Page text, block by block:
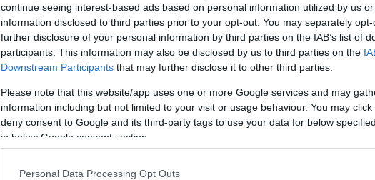
continue seeing interest-based ads based on personal information utilized by us
information disclosed to third parties prior to your opt-out. You may separately
further disclosure of your personal information by third parties on the IAB’s list of
participants. This information may also be disclosed by us to third parties on the
Downstream Participants that may further disclose it to other third parties.
Please note that this website/app uses one or more Google services and may
information including but not limited to your visit or usage behaviour. You may
deny consent to Google and its third-party tags to use your data for below
in below Google consent section.
Personal Data Processing Opt Outs
BEST OF
Τρεις προορισμοί με
Ιστορία, παράδοση και φυσική ομορφιά
τα Θεοφάνια με ιδιαίτερα τοπικά έθιμα.